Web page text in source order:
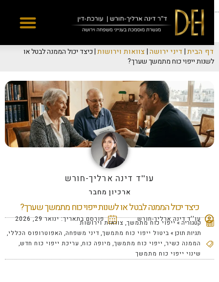
Yes
...
דף הבית|דיני ירושה|צוואות וירושות|כיצד יכול הממנה לבטל או
לשנות ייפוי כוח מתמשך שערך?
עו''ד דינה ארליך-חורש
ארכיון מחבר
כיצד יכול הממנה לבטל או לשנות ייפוי כוח מתמשך שערך?
עו''ד דינה ארליך-חורש פורסם בתאריך:ינואר 29, 2026 קטגוריה » ייפוי כוח מתמשך,צוואות וירושות
תגיות תוכן » ביטול ייפוי כוח מתמשך,דיני משפחה,האפוטרופוס הכללי,
הממנה כשיר,ייפוי כוח מתמשך,מיופה כוח,עריכת ייפוי כוח חדש,
שינוי ייפוי כוח מתמשך